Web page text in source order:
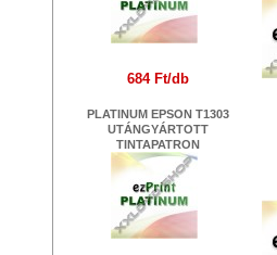
684 Ft/db
PLATINUM EPSON T1303
UTÁNGYÁRTOTT
TINTAPATRON